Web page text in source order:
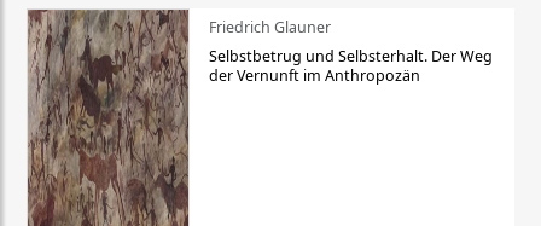
Friedrich Glauner
Selbstbetrug und Selbsterhalt. Der Weg
der Vernunft im Anthropozän